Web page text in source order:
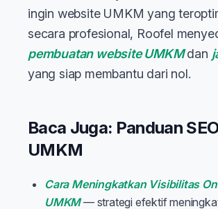
ingin website UMKM yang
secara profesional, Roofel
pembuatan website UMKMdan
yang siap membantu dari nol.
Baca Juga: Panduan
UMKM
Cara Meningkatkan Visibilitas
UMKM— strategi efektif